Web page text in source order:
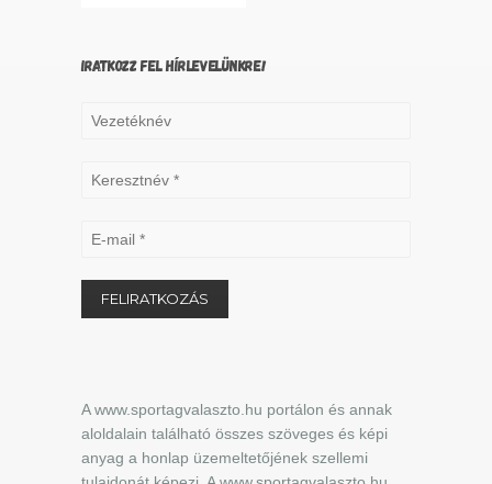
IRATKOZZ FEL HÍRLEVELÜNKRE!
A www.sportagvalaszto.hu portálon és annak
aloldalain található összes szöveges és képi
anyag a honlap üzemeltetőjének szellemi